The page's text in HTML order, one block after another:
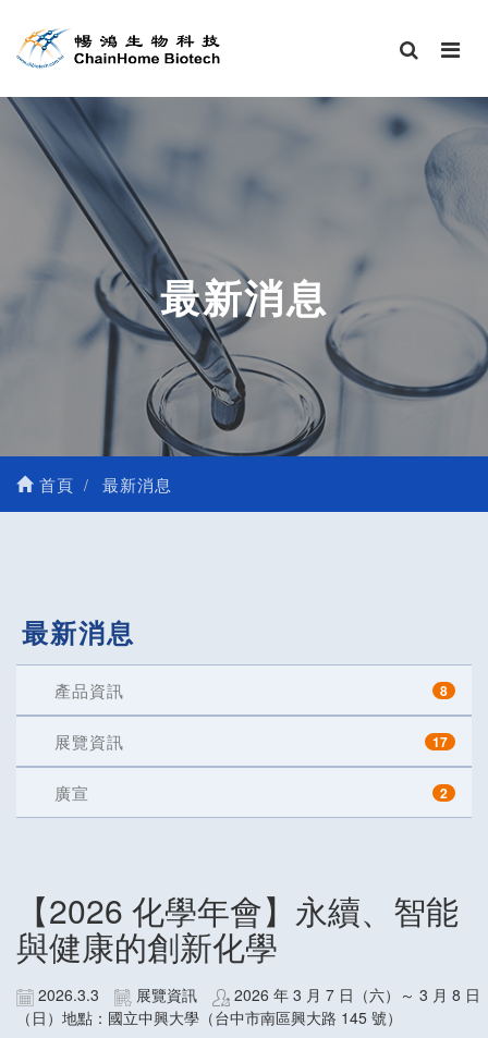
最新消息
首頁 最新消息
最新消息
產品資訊 8
展覽資訊 17
廣宣 2
【2026 化學年會】永續、智能
與健康的創新化學
2026.3.3 展覽資訊
2026 年 3 月 7 日（六）～ 3 月 8 日
（日）地點：國立中興大學（台中市南區興大路 145 號）